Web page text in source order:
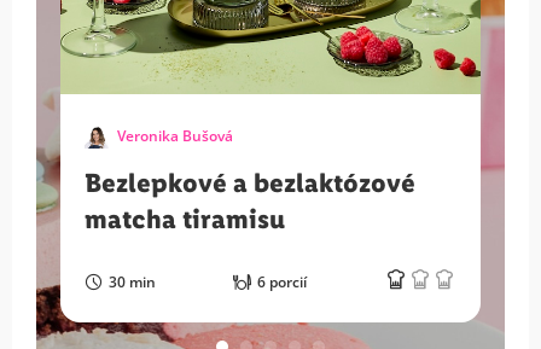
Veronika Bušová
Bezlepkové a bezlaktózové
matcha tiramisu
30 min 6 porcií